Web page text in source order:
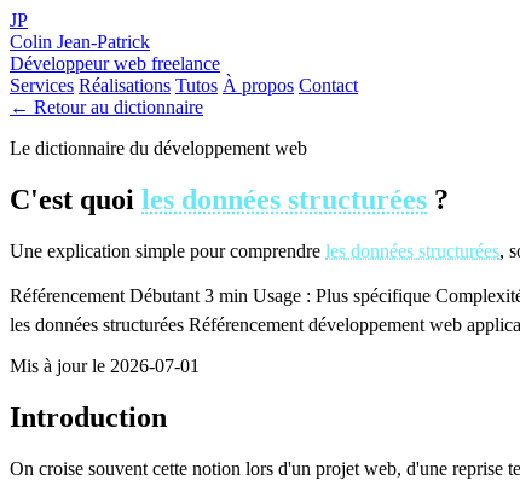
JP
Colin Jean-Patrick
Développeur web freelance
Services Réalisations Tutos À propos Contact
← Retour au dictionnaire
Le dictionnaire du développement web
C'est quoi les données structurées ?
Une explication simple pour comprendre les données structurées,
Référencement Débutant 3 min Usage : Plus spécifique
les données structurées Référencement développement web
Mis à jour le 2026-07-01
Introduction
On croise souvent cette notion lors d'un projet web, d'une reprise